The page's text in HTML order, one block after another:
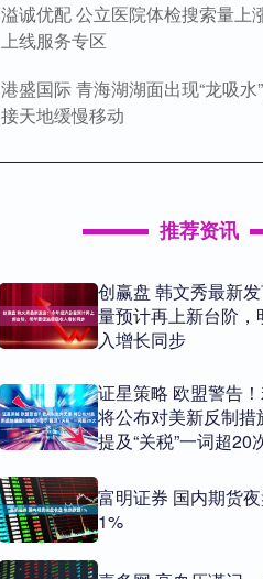
溢诚优配 公立医院体检搜索量上
上线服务专区
港盛国际 青海湖湖面出现“龙吸
接天地缓慢移动
推荐资讯
创赢盘 韩文秀最新
量预计再上新台阶
入增长同步
证星策略 欧盟警告
将公布对美新反制
提及“关税”一词超20
富明证券 国内期货
1%